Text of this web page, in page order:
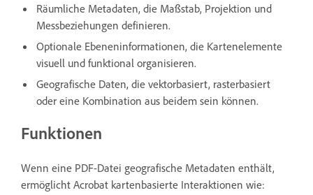
Räumliche Metadaten, die Maßstab, Projektion und
Messbeziehungen definieren.
Optionale Ebeneninformationen, die Kartenelemente
visuell und funktional organisieren.
Geografische Daten, die vektorbasiert, rasterbasiert
oder eine Kombination aus beidem sein können.
Funktionen
Wenn eine PDF-Datei geografische Metadaten enthält,
ermöglicht Acrobat kartenbasierte Interaktionen wie: